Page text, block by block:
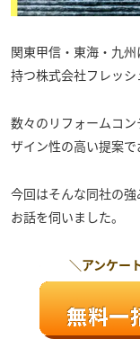
関東甲信・東海・九
持つ株式会社フレッシ
数々のリフォームコ
ザイン性の高い提案で
今回はそんな同社の
お話を伺いました。
＼アンケー